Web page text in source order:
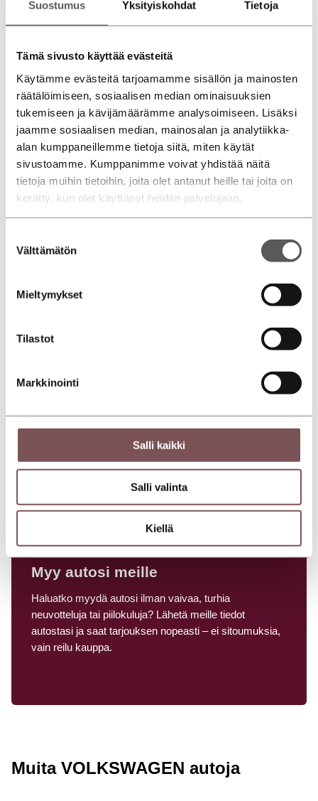
Suostumus Yksityiskohdat Tietoja
Tämä sivusto käyttää evästeitä
Käytämme evästeitä tarjoamamme sisällön ja mainosten
räätälöimiseen, sosiaalisen median ominaisuuksien
tukemiseen ja kävijämäärämme analysoimiseen. Lisäksi
jaamme sosiaalisen median, mainosalan ja analytiikka-
alan kumppaneillemme tietoja siitä, miten käytät
sivustoamme. Kumppanimme voivat yhdistää näitä
tietoja muihin tietoihin, joita olet antanut heille tai joita on
kerätty, kun olet käyttänyt heidän palvelujaan.
valinta
Välttämätön
Mieltymykset
Tilastot
Markkinointi
Salli kaikki
Salli valinta
Kiellä
Laske rahoitus
Sopimusaika (kk)
12 24 36 48 60 72
Käsiraha
Rahoitettava summa
*Rahoituslaskelma on suuntaa antava ja edellyttää
Laske rahoitus
Myy autosi meille
Haluatko myydä autosi ilman vaivaa, turhia
neuvotteluja tai piilokuluja? Lähetä meille tiedot
autostasi ja saat tarjouksen nopeasti – ei sitoumuksia,
vain reilu kauppa.
Muita VOLKSWAGEN autoja